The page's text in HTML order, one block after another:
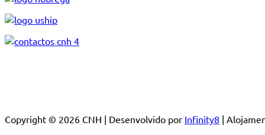
Copyright © 2026 CNH | Desenvolvido por Infinity8 |